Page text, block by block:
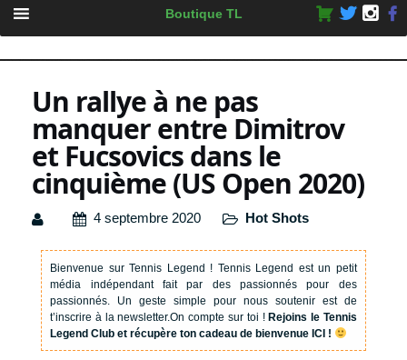
content
Boutique TL
Un rallye à ne pas
manquer entre Dimitrov
et Fucsovics dans le
cinquième (US Open 2020)
4 septembre 2020 Hot Shots
Bienvenue sur Tennis Legend ! Tennis Legend est un petit
média indépendant fait par des passionnés pour des
passionnés. Un geste simple pour nous soutenir est de
t’inscrire à la newsletter.On compte sur toi !Rejoins le Tennis
Legend Club et récupère ton cadeau de bienvenue ICI !